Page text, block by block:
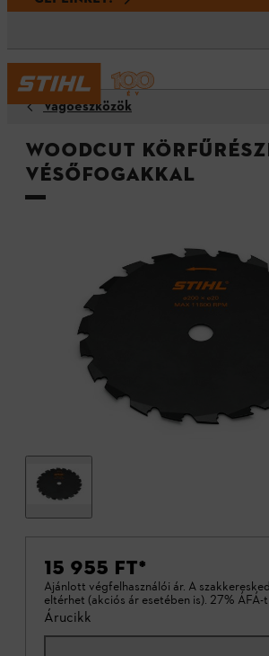
Vágóeszközök
WoodCut
vésőfogakkal
15 955 FT*
Ajánlott végfelhasználói ár. A
eltérhet (akciós ár esetében is). 27% ÁFÁ-
Árucikk